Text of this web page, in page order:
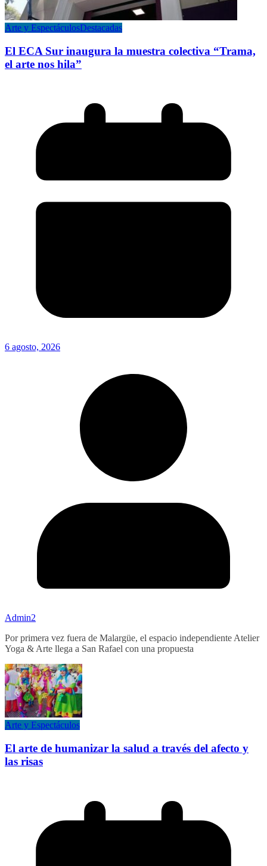
Arte y EspectáculosDestacadas
El ECA Sur inaugura la muestra colectiva “Trama,
el arte nos hila”
6 agosto, 2026
Admin2
Por primera vez fuera de Malargüe, el espacio independiente Atelier
Yoga & Arte llega a San Rafael con una propuesta
Arte y Espectáculos
El arte de humanizar la salud a través del afecto y
las risas